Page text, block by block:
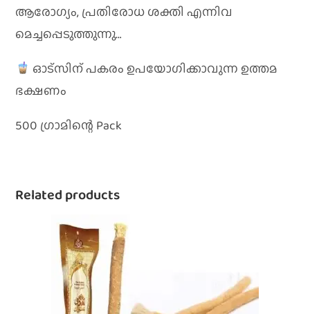
ആരോഗ്യം, പ്രതിരോധ ശക്തി എന്നിവ
മെച്ചപ്പെടുത്തുന്നു…
ഓട്സിന് പകരം ഉപയോഗിക്കാവുന്ന ഉത്തമ
ഭക്ഷണം
500 ഗ്രാമിന്റെ Pack
Related products